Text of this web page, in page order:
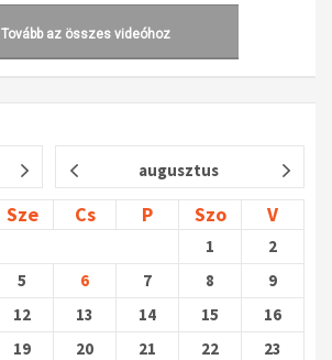
Tovább az összes videóhoz
augusztus
Sze Cs P Szo V
1
2
5 6 7 8
9
12 13 14 15
16
19 20 21 22
23